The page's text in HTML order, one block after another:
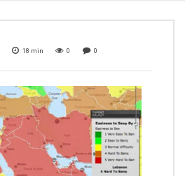
18 min 0 0